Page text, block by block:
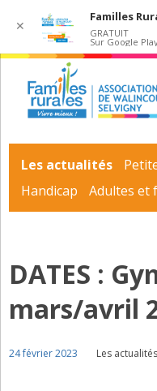
Les actualités
Handicap
Adultes et
DATES :
mars/avril
24 février 2023 Les actualités
✕
Familles
GRATUIT
Sur Google